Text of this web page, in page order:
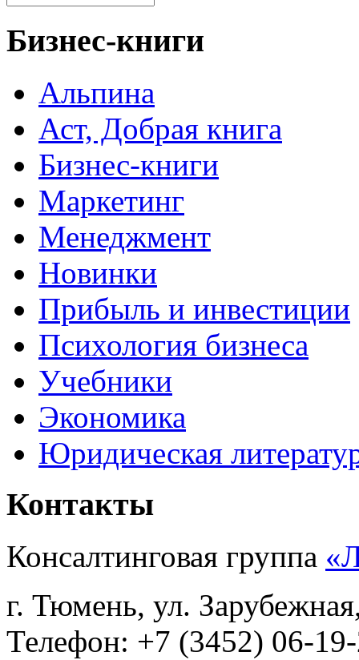
Бизнес-книги
Альпина
Аст, Добрая книга
Бизнес-книги
Маркетинг
Менеджмент
Новинки
Прибыль и инвестиции
Психология бизнеса
Учебники
Экономика
Юридическая
Контакты
Консалтинговая группа
г. Тюмень, ул.
Телефон: +7 (3452) 06-